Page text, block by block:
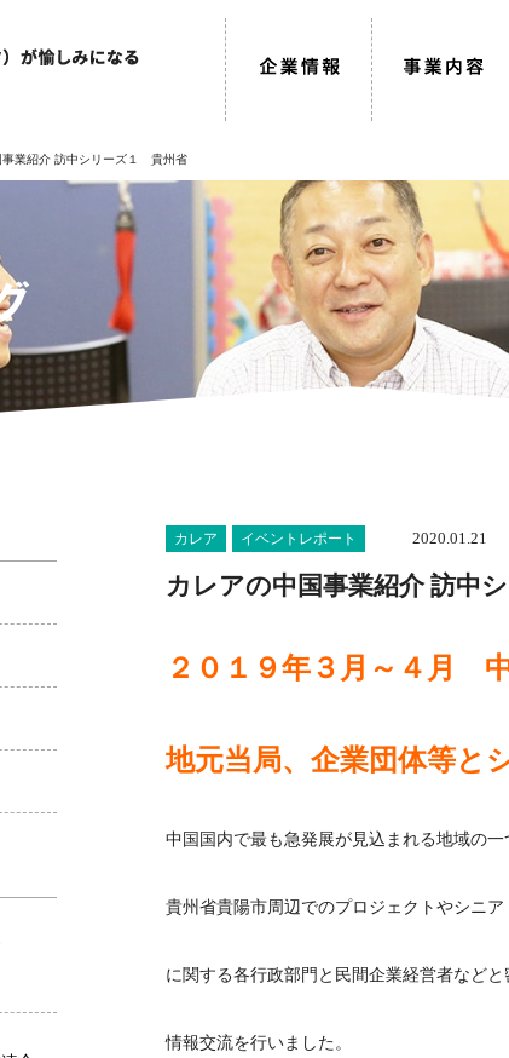
事業紹介 訪中シリーズ１ 貴州省
カレア イベントレポート 2020.01.21
カレアの中国事業紹介 訪中
２０１９年３月～４月
地元当局、企業団体等と
中国国内で最も急発展が見込まれる地域の一
貴州省貴陽市周辺でのプロジェクトやシニア
に関する各行政部門と民間企業経営者などと
情報交流を行いました。